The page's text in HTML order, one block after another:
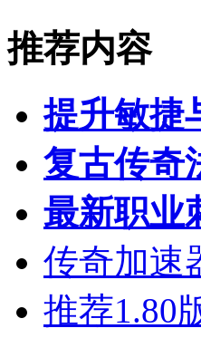
推荐内容
提升敏捷
复古传奇
最新职业
传奇加速
推荐1.80